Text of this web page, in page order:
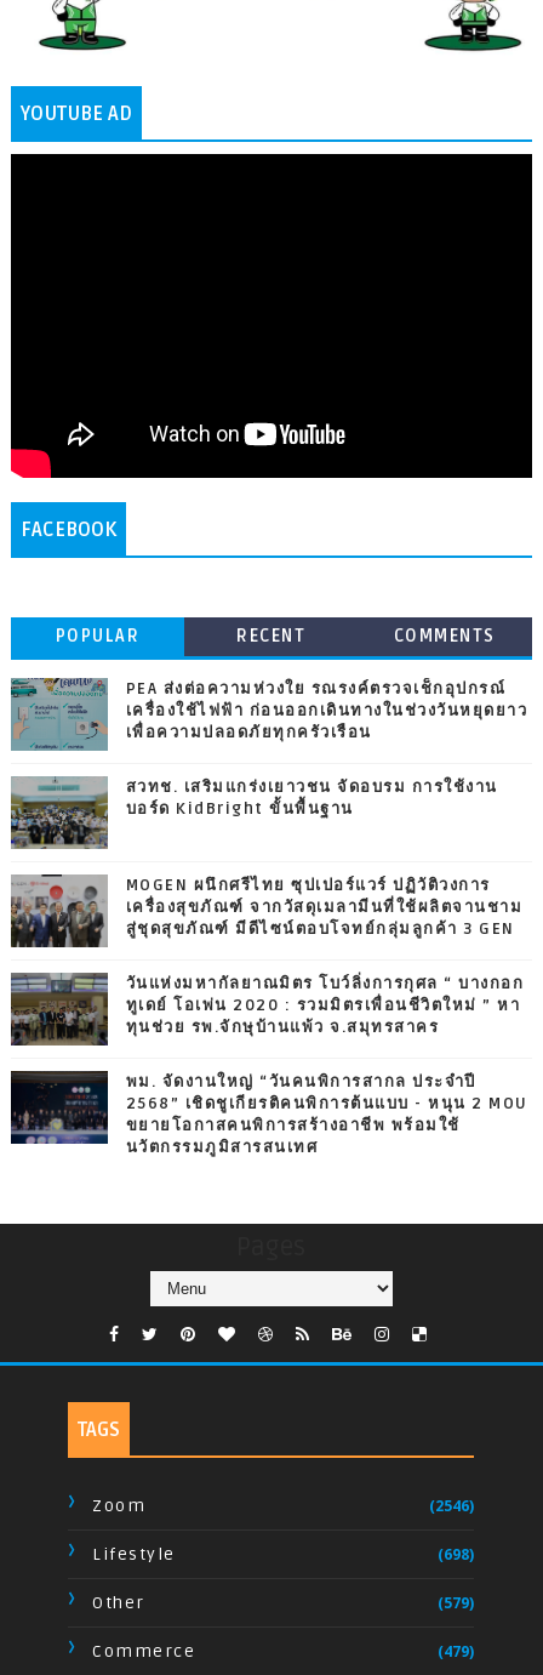
YOUTUBE AD
FACEBOOK
POPULAR RECENT COMMENTS
PEA ส่งต่อความห่วงใย รณรงค์ตรวจเช็กอุปกรณ์
เครื่องใช้ไฟฟ้า ก่อนออกเดินทางในช่วงวันหยุดยาว
เพื่อความปลอดภัยทุกครัวเรือน
สวทช. เสริมแกร่งเยาวชน จัดอบรม การใช้งาน
บอร์ด KidBright ขั้นพื้นฐาน
MOGEN ผนึกศรีไทย ซุปเปอร์แวร์ ปฏิวัติวงการ
เครื่องสุขภัณฑ์ จากวัสดุเมลามีนที่ใช้ผลิตจานชาม
สู่ชุดสุขภัณฑ์ มีดีไซน์ตอบโจทย์กลุ่มลูกค้า 3 GEN
วันแห่งมหากัลยาณมิตร โบว์ลิ่งการกุศล “ บางกอก
ทูเดย์ โอเพ่น 2020 : รวมมิตรเพื่อนชีวิตใหม่ ” หา
ทุนช่วย รพ.จักษุบ้านแพ้ว จ.สมุทรสาคร
พม. จัดงานใหญ่ “วันคนพิการสากล ประจำปี
2568” เชิดชูเกียรติคนพิการต้นแบบ - หนุน 2 MOU
ขยายโอกาสคนพิการสร้างอาชีพ พร้อมใช้
นวัตกรรมภูมิสารสนเทศ
TAGS
Zoom (2546)
Lifestyle (698)
Other (579)
Commerce (479)